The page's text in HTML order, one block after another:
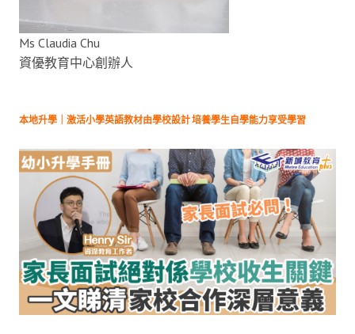
Ms Claudia Chu
資優教育中心創辦人
本地升學｜激活小學英語教材由學校設計 培養學生自學能力享受學習